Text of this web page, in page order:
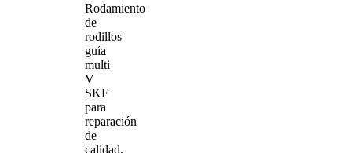
Rodamiento
de
rodillos
guía
multi
V
SKF
para
reparación
de
calidad.